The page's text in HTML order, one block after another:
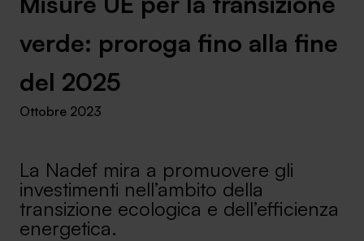
Centro studi
News ed eventi
Chi siamo
Contatti
Lavora con noi
verde: proroga fino alla fine
del 2025
Ottobre 2023
La Nadef mira a promuovere gli
investimenti nell’ambito della
transizione ecologica e dell’efficienza
energetica.